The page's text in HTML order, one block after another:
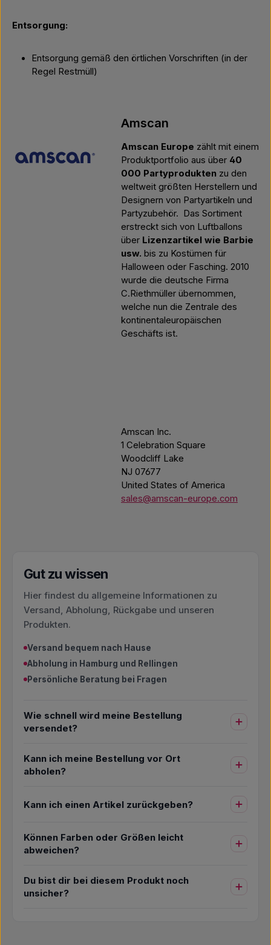
Entsorgung:
Entsorgung gemäß den örtlichen Vorschriften (in der
Regel Restmüll)
Amscan
Amscan Europe zählt mit einem
Produktportfolio aus über 40
000 Partyprodukten zu den
weltweit größten Herstellern und
Designern von Partyartikeln und
Partyzubehör. Das Sortiment
erstreckt sich von Luftballons
über Lizenzartikel wie Barbie
usw. bis zu Kostümen für
Halloween oder Fasching. 2010
wurde die deutsche Firma
C.Riethmüller übernommen,
welche nun die Zentrale des
kontinentaleuropäischen
Geschäfts ist.
Amscan Inc.
1 Celebration Square
Woodcliff Lake
NJ 07677
United States of America
sales@amscan-europe.com
Gut zu wissen
Hier findest du allgemeine Informationen zu
Versand, Abholung, Rückgabe und unseren
Produkten.
Versand bequem nach Hause
Abholung in Hamburg und Rellingen
Persönliche Beratung bei Fragen
Wie schnell wird meine Bestellung
versendet?
Kann ich meine Bestellung vor Ort
abholen?
Kann ich einen Artikel zurückgeben?
Können Farben oder Größen leicht
abweichen?
Du bist dir bei diesem Produkt noch
unsicher?